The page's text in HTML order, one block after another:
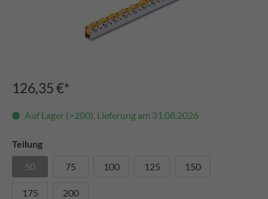
126,35 €*
Auf Lager (>200), Lieferung am 31.08.2026
Teilung
50
75 100 125 150
175 200